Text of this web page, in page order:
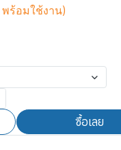
ร้อมใช้งาน)
ซื้อเลย